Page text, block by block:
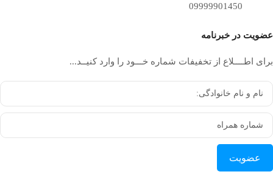
09999901450
عضویت در خبرنامه
برای اطــــلاع از تخفیفات شماره خـــود را وارد کنیــد...
عضویت